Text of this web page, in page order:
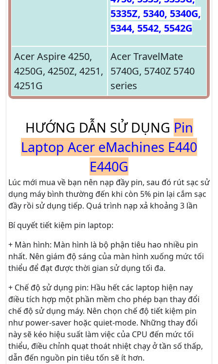
5335Z, 5340, 5340G,
5344, 5542, 5542G
Acer Aspire 4250,
4250G, 4250Z, 4251,
4251G
Acer TravelMate
5740G, 5740Z 5740
series
HƯỚNG DẪN SỬ DỤNG Pin
Laptop Acer eMachines E440
E440G
Lúc mới mua về bạn nên nạp đầy pin, sau đó rút sạc sử
dụng máy bình thường đến khi còn 5% pin lại cắm sạc
đầy rồi sử dụng tiếp. Quá trình nạp xả khoảng 3 lần
Bí quyết tiết kiệm pin laptop:
+ Màn hình: Màn hình là bộ phận tiêu hao nhiều pin
nhất. Nên giám độ sáng của màn hình xuống mức tối
thiểu để đạt được thời gian sử dụng tối đa.
+ Chế độ sử dụng pin: Hầu hết các laptop hiện nay
điều tích hợp một phần mềm cho phép bạn thay đổi
chế độ sử dụng máy. Nên chọn chế độ tiết kiệm pin
như power-saver hoặc quiet-mode. Những thay đổi
này sẽ kéo hiệu suất làm việc của CPU đến mức tối
thiểu, điều chỉnh quạt thoát nhiệt chạy ở tần số thấp,
dẫn đến nguồn pin tiêu tốn sẽ ít hơn.